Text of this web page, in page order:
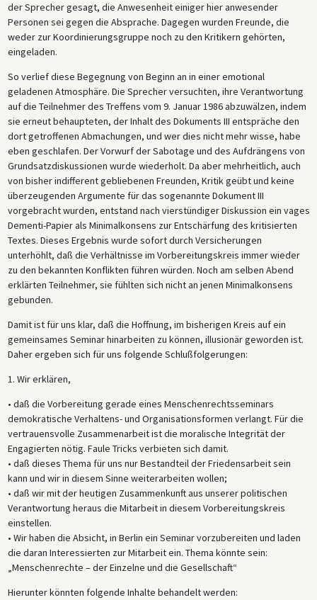
der Sprecher gesagt, die Anwesenheit einiger hier anwesender
Personen sei gegen die Absprache. Dagegen wurden Freunde, die
weder zur Koordinierungsgruppe noch zu den Kritikern gehörten,
eingeladen.
So verlief diese Begegnung von Beginn an in einer emotional
geladenen Atmosphäre. Die Sprecher versuchten, ihre Verantwortung
auf die Teilnehmer des Treffens vom 9. Januar 1986 abzuwälzen, indem
sie erneut behaupteten, der Inhalt des Dokuments III entspräche den
dort getroffenen Abmachungen, und wer dies nicht mehr wisse, habe
eben geschlafen. Der Vorwurf der Sabotage und des Aufdrängens von
Grundsatzdiskussionen wurde wiederholt. Da aber mehrheitlich, auch
von bisher indifferent gebliebenen Freunden, Kritik geübt und keine
überzeugenden Argumente für das sogenannte Dokument III
vorgebracht wurden, entstand nach vierstündiger Diskussion ein vages
Dementi-Papier als Minimalkonsens zur Entschärfung des kritisierten
Textes. Dieses Ergebnis wurde sofort durch Versicherungen
unterhöhlt, daß die Verhältnisse im Vorbereitungskreis immer wieder
zu den bekannten Konflikten führen würden. Noch am selben Abend
erklärten Teilnehmer, sie fühlten sich nicht an jenen Minimalkonsens
gebunden.
Damit ist für uns klar, daß die Hoffnung, im bisherigen Kreis auf ein
gemeinsames Seminar hinarbeiten zu können, illusionär geworden ist.
Daher ergeben sich für uns folgende Schlußfolgerungen:
1. Wir erklären,
• daß die Vorbereitung gerade eines Menschenrechtsseminars
demokratische Verhaltens- und Organisationsformen verlangt. Für die
vertrauensvolle Zusammenarbeit ist die moralische Integrität der
Engagierten nötig. Faule Tricks verbieten sich damit.
• daß dieses Thema für uns nur Bestandteil der Friedensarbeit sein
kann und wir in diesem Sinne weiterarbeiten wollen;
• daß wir mit der heutigen Zusammenkunft aus unserer politischen
Verantwortung heraus die Mitarbeit in diesem Vorbereitungskreis
einstellen.
• Wir haben die Absicht, in Berlin ein Seminar vorzubereiten und laden
die daran Interessierten zur Mitarbeit ein. Thema könnte sein:
„Menschenrechte – der Einzelne und die Gesellschaft“
Hierunter könnten folgende Inhalte behandelt werden: